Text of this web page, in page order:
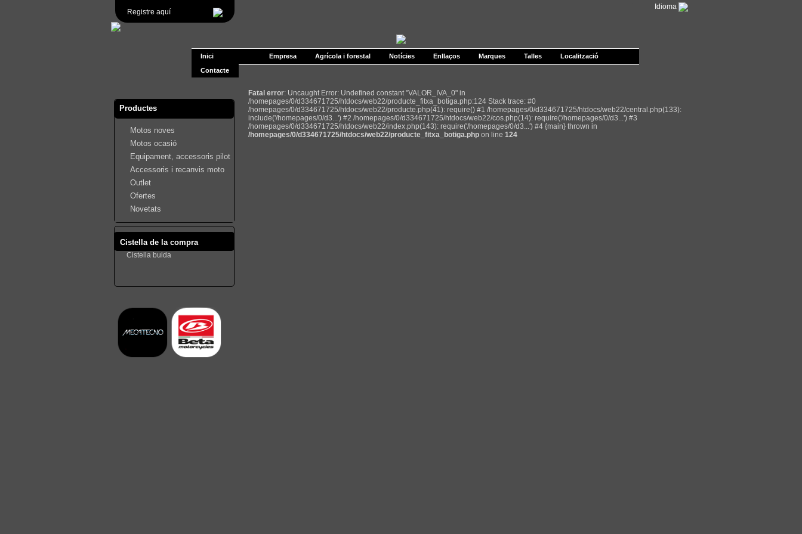
Registre aquí
Idioma
Inici Empresa Agrícola i forestal Notícies Enllaços Marques Talles
Localització
Contacte
Productes
Motos noves
Motos ocasió
Equipament, accessoris pilot
Accessoris i recanvis moto
Outlet
Ofertes
Novetats
Cistella de la compra
Cistella buida
Fatal error: Uncaught Error: Undefined constant "VALOR_IVA_0" in
/homepages/0/d334671725/htdocs/web22/producte_fitxa_botiga.php:124 Stack trace: #0
/homepages/0/d334671725/htdocs/web22/producte.php(41): require() #1 /homepages/0/d334671725/htdocs/web22/central.php(133):
include('/homepages/0/d3...') #2 /homepages/0/d334671725/htdocs/web22/cos.php(14): require('/homepages/0/d3...') #3
/homepages/0/d334671725/htdocs/web22/index.php(143): require('/homepages/0/d3...') #4 {main} thrown in
/homepages/0/d334671725/htdocs/web22/producte_fitxa_botiga.php on line 124